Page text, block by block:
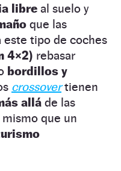
libre al suelo y
que las
este tipo de coches
4×2) rebasar
bordillos y
crossovertienen
allá de las
que un